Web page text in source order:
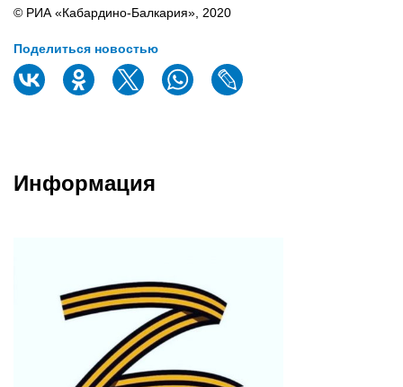
© РИА «Кабардино-Балкария», 2020
Поделиться новостью
Информация